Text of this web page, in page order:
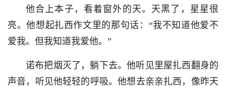
他合上本子，看着窗外的天。天黑了，星星很
亮。他想起扎西作文里的那句话：“我不知道他爱不
爱我。但我知道我爱他。”
诺布把烟灭了，躺下去。他听见里屋扎西翻身的
声音，听见他轻轻的呼吸。他想去亲亲扎西，像昨天